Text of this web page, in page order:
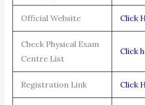
Official Website Click
Check Physical Exam
Centre List
Click
Registration Link Click